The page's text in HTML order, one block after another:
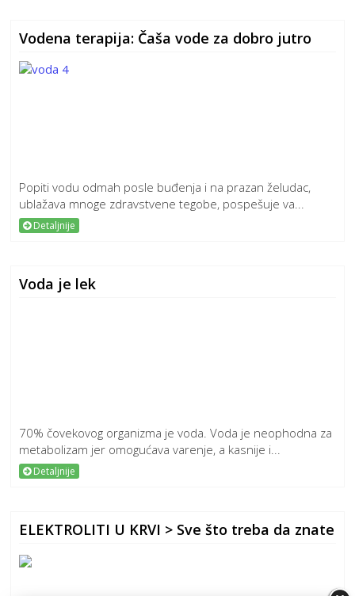
Vodena terapija: Čaša vode za dobro jutro
Popiti vodu odmah posle buđenja i na prazan želudac,
ublažava mnoge zdravstvene tegobe, pospešuje va...
Detaljnije
Voda je lek
70% čovekovog organizma je voda. Voda je neophodna za
metabolizam jer omogućava varenje, a kasnije i...
Detaljnije
ELEKTROLITI U KRVI > Sve što treba da znate